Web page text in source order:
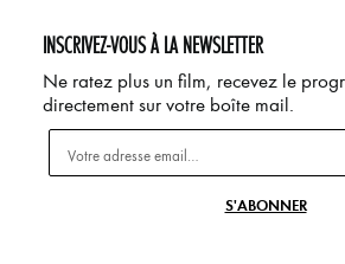
INSCRIVEZ-VOUS À LA NEWSLETTER
Ne ratez plus un film, recevez le
directement sur votre boîte mail.